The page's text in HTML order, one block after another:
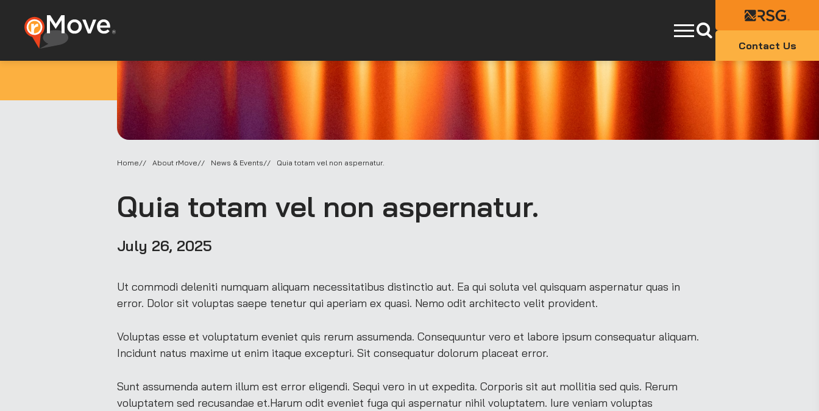
Contact Us
Home About rMove News & Events Quia totam vel non aspernatur.
Quia totam vel non aspernatur.
July 26, 2025
Ut commodi deleniti numquam aliquam necessitatibus distinctio aut. Ea qui soluta vel quisquam aspernatur quas in
error. Dolor sit voluptas saepe tenetur qui aperiam ex quasi. Nemo odit architecto velit provident.
Voluptas esse et voluptatum eveniet quis rerum assumenda. Consequuntur vero et labore ipsum consequatur aliquam.
Incidunt natus maxime ut enim itaque excepturi. Sit consequatur dolorum placeat error.
Sunt assumenda autem illum est error eligendi. Sequi vero in ut expedita. Corporis sit aut mollitia sed quis. Rerum
voluptatem sed recusandae et.Harum odit eveniet fuga qui aspernatur nihil voluptatem. Iure veniam voluptas